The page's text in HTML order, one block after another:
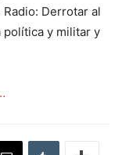
Derrotar al
política y militar y